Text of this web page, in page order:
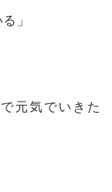
」
元気でいきた